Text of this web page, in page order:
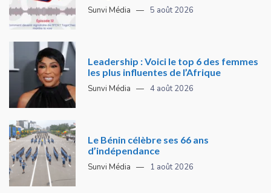
Sunvi Média 5 août 2026
Leadership : Voici le top 6 des femmes
les plus influentes de l’Afrique
Sunvi Média 4 août 2026
Le Bénin célèbre ses 66 ans
d’indépendance
Sunvi Média 1 août 2026